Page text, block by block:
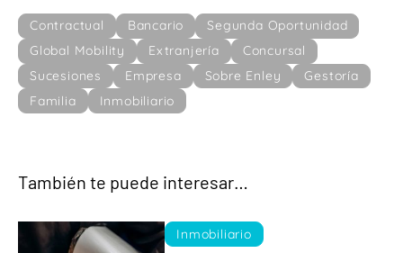
Contractual Bancario
Segunda Oportunidad
Global Mobility
Extranjería
Concursal
Sucesiones
Empresa Sobre Enley
Gestoría
Familia
Inmobiliario
También te puede interesar…
Inmobiliario